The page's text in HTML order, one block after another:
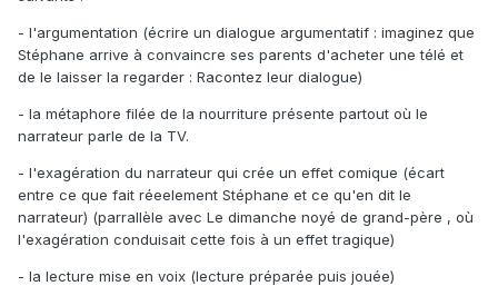
- l'argumentation (écrire un dialogue argumentatif : imaginez que
Stéphane arrive à convaincre ses parents d'acheter une télé et
de le laisser la regarder : Racontez leur dialogue)
- la métaphore filée de la nourriture présente partout où le
narrateur parle de la TV.
- l'exagération du narrateur qui crée un effet comique (écart
entre ce que fait réeelement Stéphane et ce qu'en dit le
narrateur) (parrallèle avec Le dimanche noyé de grand-père , où
l'exagération conduisait cette fois à un effet tragique)
- la lecture mise en voix (lecture préparée puis jouée)